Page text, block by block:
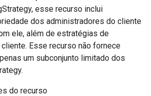
esse recurso inclui
dos administradores do cliente
ele, além de estratégias de
Esse recurso não fornece
um subconjunto limitado dos
do recurso